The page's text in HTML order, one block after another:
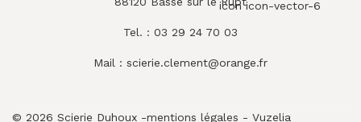
icon icon-vector-6
Tel. : 03 29 24 70 03
Mail : scierie.clement@orange.fr
© 2026 Scierie Duhoux -mentions légales - Vuzelia